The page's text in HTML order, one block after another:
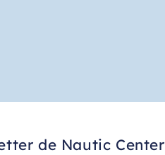
de Nautic Center